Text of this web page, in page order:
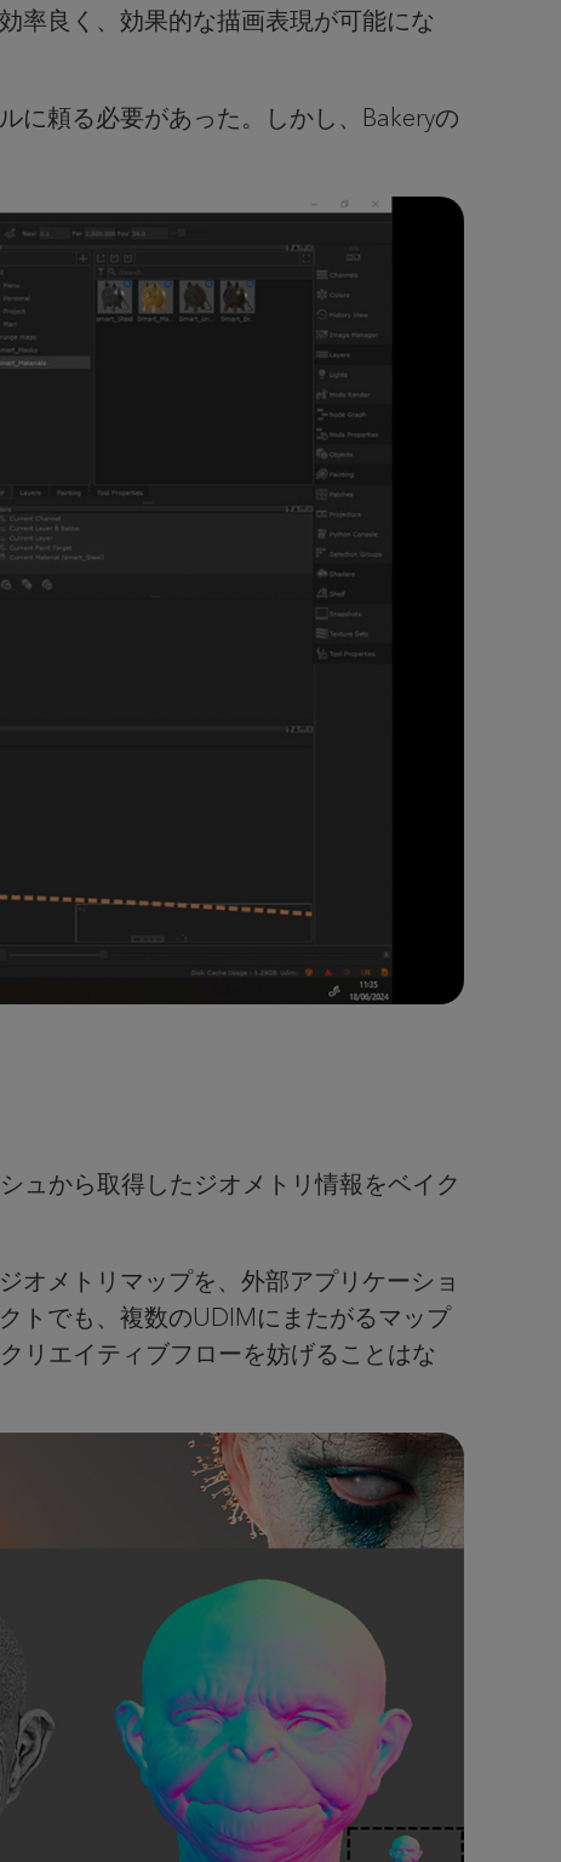
率良く、効果的な描画表現が可能にな
に頼る必要があった。しかし、Bakeryの
ュから取得したジオメトリ情報をベイク
オメトリマップを、外部アプリケーショ
トでも、複数のUDIMにまたがるマップ
リエイティブフローを妨げることはな